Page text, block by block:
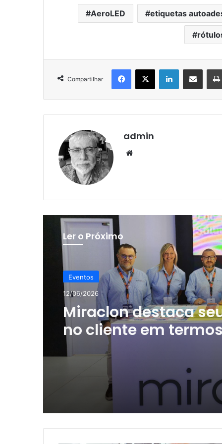
AeroLED etiquetas
Compartilhar
Facebook
X LinkedinCompartilhar via e-mail
admin
Ler o Próximo
Eventos
12/06/2026
Miraclon destaca
no cliente em
eficiência,
tecnologia
moderna na Flexo &
Expo 2026